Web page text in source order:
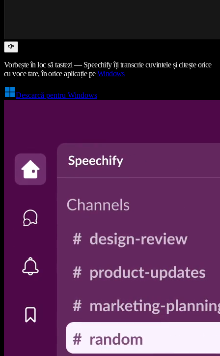
Vorbește în loc să tastezi — Speechify îți transcrie cuvintele și citește orice
cu voce tare, în orice aplicație peWindows
Descarcă pentru Windows